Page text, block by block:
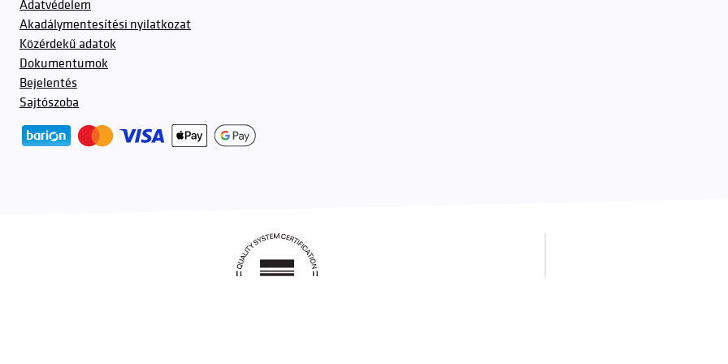
Adatvédelem
Akadálymentesítési nyilatkozat
Közérdekű adatok
Dokumentumok
Bejelentés
Sajtószoba